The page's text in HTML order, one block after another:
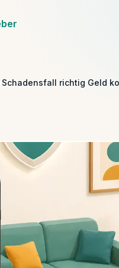
richtig Geld